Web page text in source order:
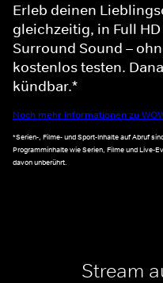
Erleb deinen
gleichzeitig, in Full
Surround Sound –
kostenlos testen.
kündbar.*
Noch mehr Informationen zu
*Serien-, Filme- und Sport-Inhalte auf Abruf
Programminhalte wie Serien, Filme und Live-
davon unberührt.
Stream